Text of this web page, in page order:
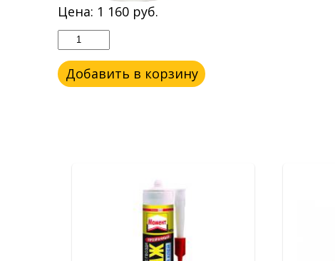
Цена: 1 160 руб.
Добавить в корзину